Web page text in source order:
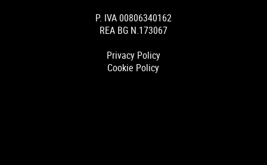
P. IVA 00806340162
REA BG N.173067
Privacy Policy
Cookie Policy